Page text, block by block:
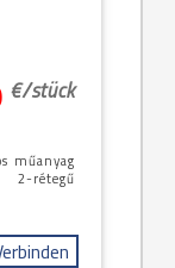
€/stück
műanyag